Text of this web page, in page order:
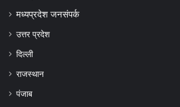
मध्यप्रदेश जनसंपर्क
उत्तर प्रदेश
दिल्ली
राजस्थान
पंजाब